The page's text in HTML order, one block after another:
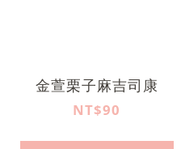
金萱栗子麻吉司康
NT$90